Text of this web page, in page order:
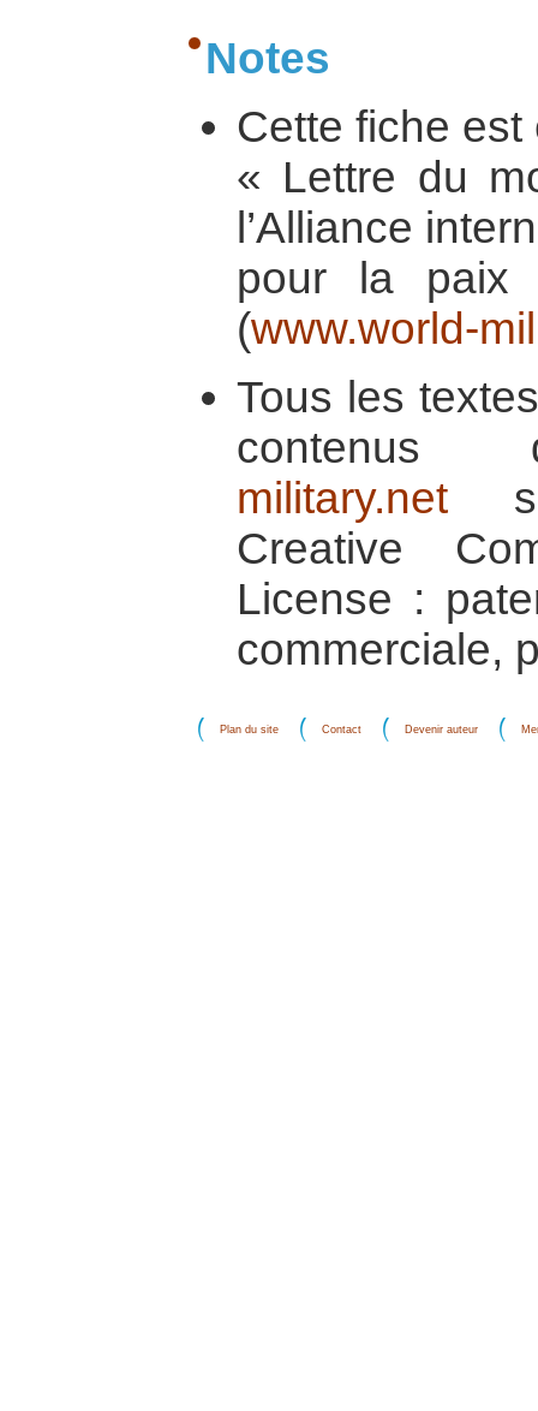
Notes
Cette fiche
« Lettre du
l’Alliance
pour la paix
(www.world-
Tous les
military.net
Creative
License :
commerciale,
Plan du site Contact Devenir auteur